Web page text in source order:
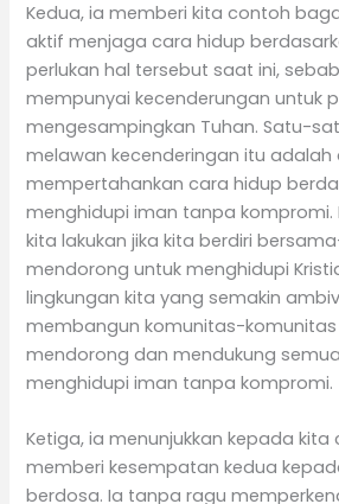
Kedua, ia memberi kita contoh
aktif menjaga cara hidup
perlukan hal tersebut saat ini,
mempunyai kecenderungan untuk
mengesampingkan Tuhan. Satu-
melawan kecenderingan itu adalah
mempertahankan cara hidup
menghidupi iman tanpa
kita lakukan jika kita berdiri
mendorong untuk menghidupi
lingkungan kita yang semakin
membangun komunitas-
mendorong dan mendukung
menghidupi iman tanpa kompromi.
Ketiga, ia menunjukkan kepada
memberi kesempatan kedua
berdosa. Ia tanpa ragu